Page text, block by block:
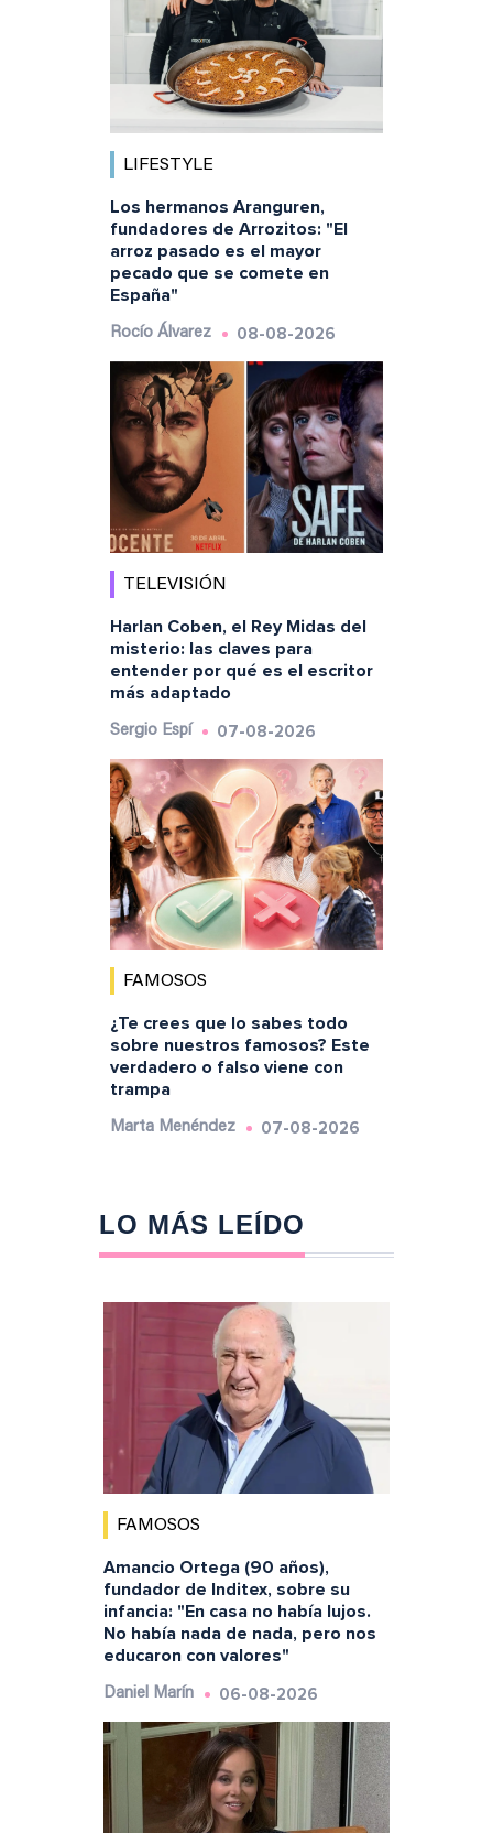
LIFESTYLE
Los hermanos Aranguren,
fundadores de Arrozitos: "El
arroz pasado es el mayor
pecado que se comete en
España"
Rocío Álvarez 08-08-2026
TELEVISIÓN
Harlan Coben, el Rey Midas del
misterio: las claves para
entender por qué es el escritor
más adaptado
Sergio Espí 07-08-2026
FAMOSOS
¿Te crees que lo sabes todo
sobre nuestros famosos? Este
verdadero o falso viene con
trampa
Marta Menéndez 07-08-2026
LO MÁS LEÍDO
FAMOSOS
Amancio Ortega (90 años),
fundador de Inditex, sobre su
infancia: "En casa no había lujos.
No había nada de nada, pero nos
educaron con valores"
Daniel Marín 06-08-2026